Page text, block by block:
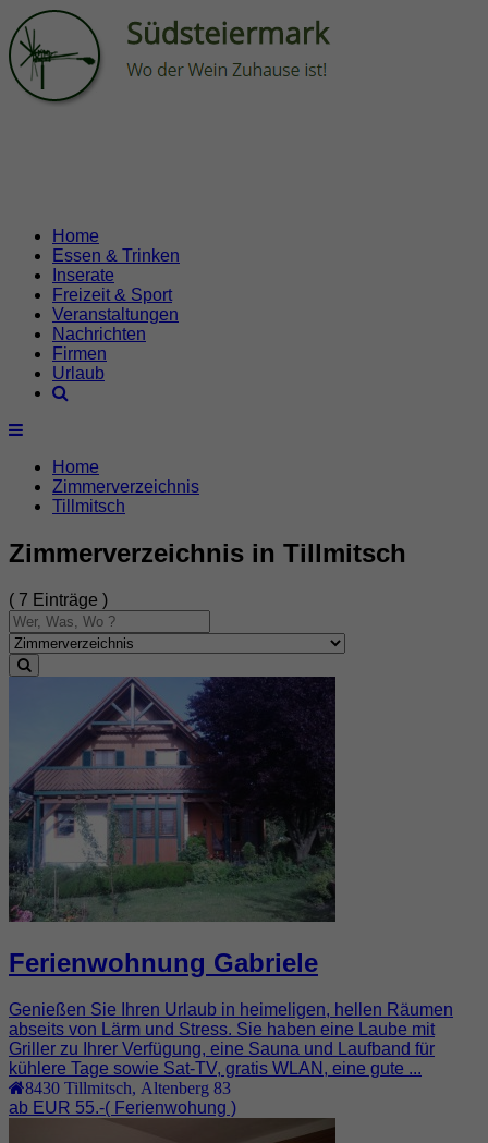
Home
Essen & Trinken
Inserate
Freizeit & Sport
Veranstaltungen
Nachrichten
Firmen
Urlaub
Home
Zimmerverzeichnis
Tillmitsch
Zimmerverzeichnis in Tillmitsch
( 7 Einträge )
Ferienwohnung Gabriele
Genießen Sie Ihren Urlaub in heimeligen, hellen Räumen
abseits von Lärm und Stress. Sie haben eine Laube mit
Griller zu Ihrer Verfügung, eine Sauna und Laufband für
kühlere Tage sowie Sat-TV, gratis WLAN, eine gute ...
8430 Tillmitsch Altenberg 83
ab EUR 55.-( Ferienwohung )